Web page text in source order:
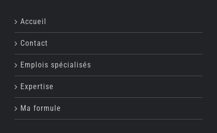
Accueil
Contact
Emplois spécialisés
Expertise
Ma formule